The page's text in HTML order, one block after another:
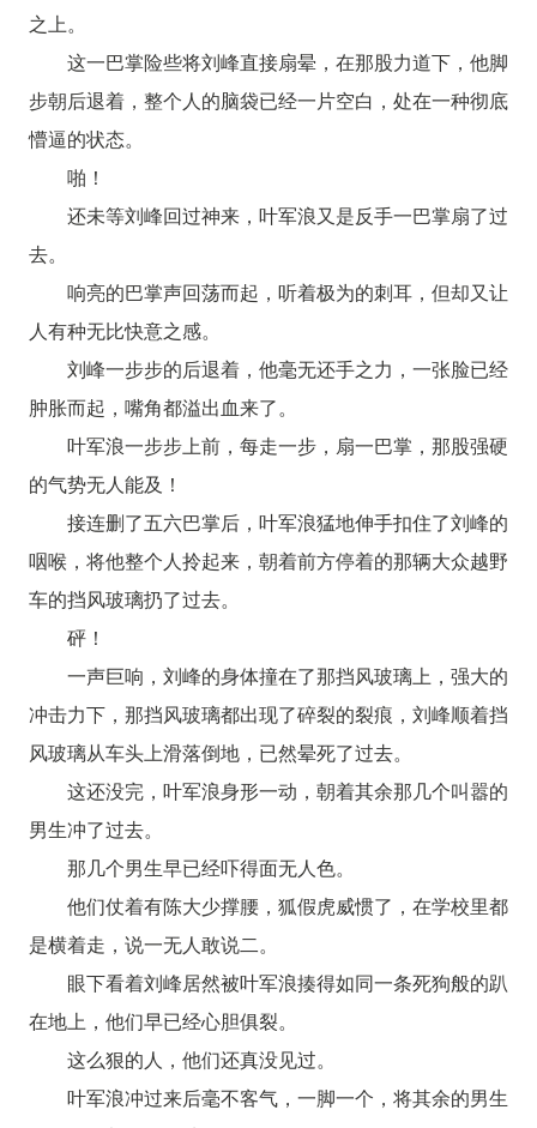
之上。
这一巴掌险些将刘峰直接扇晕，在那股力道下，他脚
步朝后退着，整个人的脑袋已经一片空白，处在一种彻底
懵逼的状态。
啪！
还未等刘峰回过神来，叶军浪又是反手一巴掌扇了过
去。
响亮的巴掌声回荡而起，听着极为的刺耳，但却又让
人有种无比快意之感。
刘峰一步步的后退着，他毫无还手之力，一张脸已经
肿胀而起，嘴角都溢出血来了。
叶军浪一步步上前，每走一步，扇一巴掌，那股强硬
的气势无人能及！
接连删了五六巴掌后，叶军浪猛地伸手扣住了刘峰的
咽喉，将他整个人拎起来，朝着前方停着的那辆大众越野
车的挡风玻璃扔了过去。
砰！
一声巨响，刘峰的身体撞在了那挡风玻璃上，强大的
冲击力下，那挡风玻璃都出现了碎裂的裂痕，刘峰顺着挡
风玻璃从车头上滑落倒地，已然晕死了过去。
这还没完，叶军浪身形一动，朝着其余那几个叫嚣的
男生冲了过去。
那几个男生早已经吓得面无人色。
他们仗着有陈大少撑腰，狐假虎威惯了，在学校里都
是横着走，说一无人敢说二。
眼下看着刘峰居然被叶军浪揍得如同一条死狗般的趴
在地上，他们早已经心胆俱裂。
这么狠的人，他们还真没见过。
叶军浪冲过来后毫不客气，一脚一个，将其余的男生